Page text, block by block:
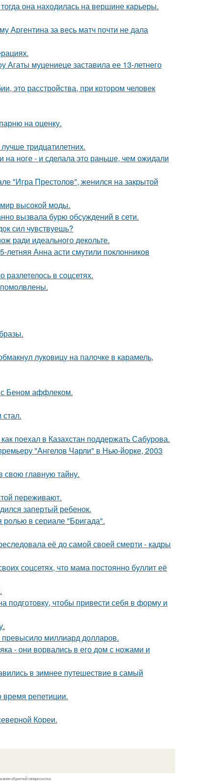
она находилась на вершине карьеры.
Аргентина за весь матч почти не дала
Агаты муцениеце заставила ее 13-летнего
это расстройства, при котором человек
на оценку.
тридцатилетних.
на ноге - и сделала это раньше, чем ожидали
"Игра Престолов", женился на закрытой
высокой моды.
вызвала бурю обсуждений в сети.
сил чувствуешь?
ради идеального декольте.
Анна асти смутили поклонников
в сoцсетях.
луковицу на палочке в карамель,
с Беном аффлеком.
поехал в Казахстан поддержать Сабурова.
"Ангелов Чарли" в Нью-йорке, 2003
свою главную тайну.
переживают.
запертый ребенок.
ролью в сериале "Бригада".
её до самой своей смерти - кадры
соцсетях, что мама постоянно буллит её
подготовку, чтобы привести себя в форму и
превысило миллиард долларов.
- они ворвались в его дом с ножами и
в зимнее путешествие в самый
репетиции.
Кореи.
обратной гиперссылки.